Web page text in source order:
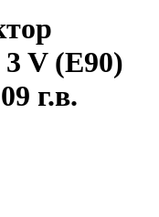
V (E90)
г.в.